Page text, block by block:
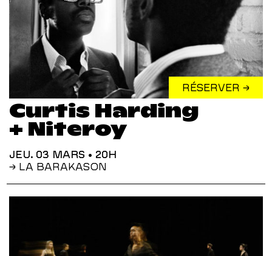
RÉSERVER →
Curtis Harding
+ Niteroy
JEU. 03 MARS • 20H
→ LA BARAKASON